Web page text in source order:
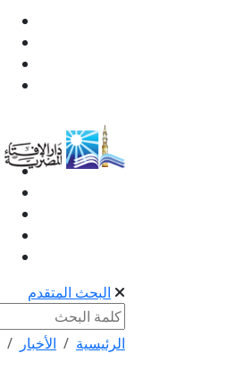
البحث المتقدم
الرئيسية الأخبار